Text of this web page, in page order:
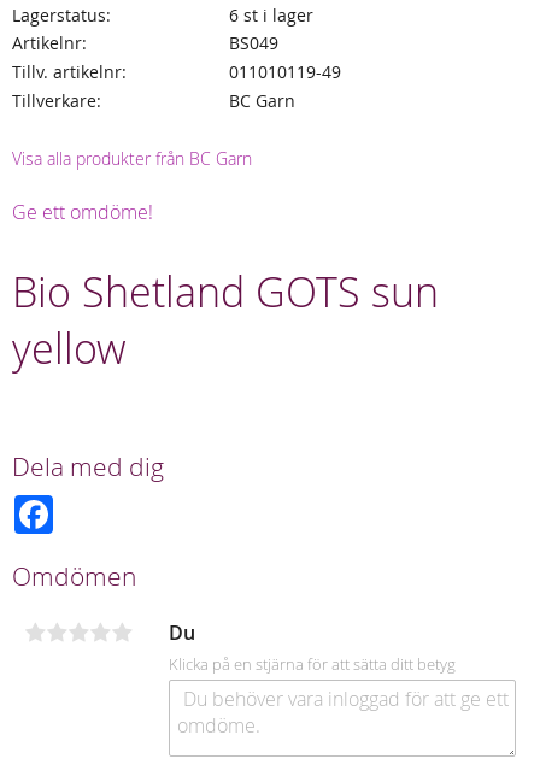
Lagerstatus
6 st i lager
Artikelnr
BS049
Tillv. artikelnr
011010119-49
Tillverkare
BC Garn
Visa alla produkter från BC Garn
Ge ett omdöme!
Bio Shetland GOTS sun
yellow
Dela med dig
b
o
k
Omdömen
Du
Klicka på en stjärna för att sätta ditt betyg